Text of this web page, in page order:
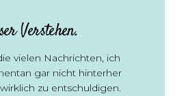
Verstehen.
vielen Nachrichten, ich
gar nicht hinterher
zu entschuldigen.